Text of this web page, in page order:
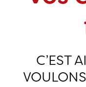
C’EST